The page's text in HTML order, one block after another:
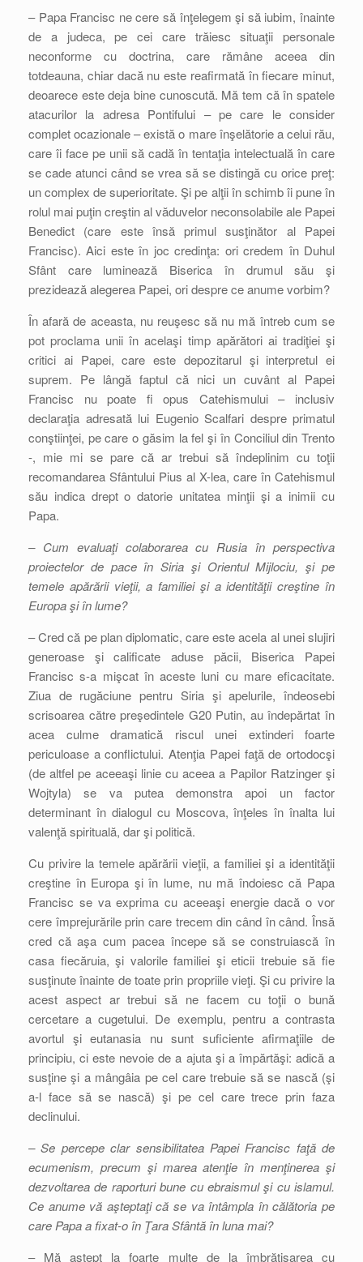
– Papa Francisc ne cere să înţelegem şi să iubim, înainte
de a judeca, pe cei care trăiesc situaţii personale
neconforme cu doctrina, care rămâne aceea din
totdeauna, chiar dacă nu este reafirmată în fiecare minut,
deoarece este deja bine cunoscută. Mă tem că în spatele
atacurilor la adresa Pontifului – pe care le consider
complet ocazionale – există o mare înşelătorie a celui rău,
care îi face pe unii să cadă în tentaţia intelectuală în care
se cade atunci când se vrea să se distingă cu orice preţ:
un complex de superioritate. Şi pe alţii în schimb îi pune în
rolul mai puţin creştin al văduvelor neconsolabile ale Papei
Benedict (care este însă primul susţinător al Papei
Francisc). Aici este în joc credinţa: ori credem în Duhul
Sfânt care luminează Biserica în drumul său şi
prezidează alegerea Papei, ori despre ce anume vorbim?
În afară de aceasta, nu reuşesc să nu mă întreb cum se
pot proclama unii în acelaşi timp apărători ai tradiţiei şi
critici ai Papei, care este depozitarul şi interpretul ei
suprem. Pe lângă faptul că nici un cuvânt al Papei
Francisc nu poate fi opus Catehismului – inclusiv
declaraţia adresată lui Eugenio Scalfari despre primatul
conştiinţei, pe care o găsim la fel şi în Conciliul din Trento
-, mie mi se pare că ar trebui să îndeplinim cu toţii
recomandarea Sfântului Pius al X-lea, care în Catehismul
său indica drept o datorie unitatea minţii şi a inimii cu
Papa.
– Cum evaluaţi colaborarea cu Rusia în perspectiva
proiectelor de pace în Siria şi Orientul Mijlociu, şi pe
temele apărării vieţii, a familiei şi a identităţii creştine în
Europa şi în lume?
– Cred că pe plan diplomatic, care este acela al unei slujiri
generoase şi calificate aduse păcii, Biserica Papei
Francisc s-a mişcat în aceste luni cu mare eficacitate.
Ziua de rugăciune pentru Siria şi apelurile, îndeosebi
scrisoarea către preşedintele G20 Putin, au îndepărtat în
acea culme dramatică riscul unei extinderi foarte
periculoase a conflictului. Atenţia Papei faţă de ortodocşi
(de altfel pe aceeaşi linie cu aceea a Papilor Ratzinger şi
Wojtyla) se va putea demonstra apoi un factor
determinant în dialogul cu Moscova, înţeles în înalta lui
valenţă spirituală, dar şi politică.
Cu privire la temele apărării vieţii, a familiei şi a identităţii
creştine în Europa şi în lume, nu mă îndoiesc că Papa
Francisc se va exprima cu aceeaşi energie dacă o vor
cere împrejurările prin care trecem din când în când. Însă
cred că aşa cum pacea începe să se construiască în
casa fiecăruia, şi valorile familiei şi eticii trebuie să fie
susţinute înainte de toate prin propriile vieţi. Şi cu privire la
acest aspect ar trebui să ne facem cu toţii o bună
cercetare a cugetului. De exemplu, pentru a contrasta
avortul şi eutanasia nu sunt suficiente afirmaţiile de
principiu, ci este nevoie de a ajuta şi a împărtăşi: adică a
susţine şi a mângâia pe cel care trebuie să se nască (şi
a-l face să se nască) şi pe cel care trece prin faza
declinului.
– Se percepe clar sensibilitatea Papei Francisc faţă de
ecumenism, precum şi marea atenţie în menţinerea şi
dezvoltarea de raporturi bune cu ebraismul şi cu islamul.
Ce anume vă aşteptaţi că se va întâmpla în călătoria pe
care Papa a fixat-o în Ţara Sfântă în luna mai?
– Mă aştept la foarte multe de la îmbrăţişarea cu